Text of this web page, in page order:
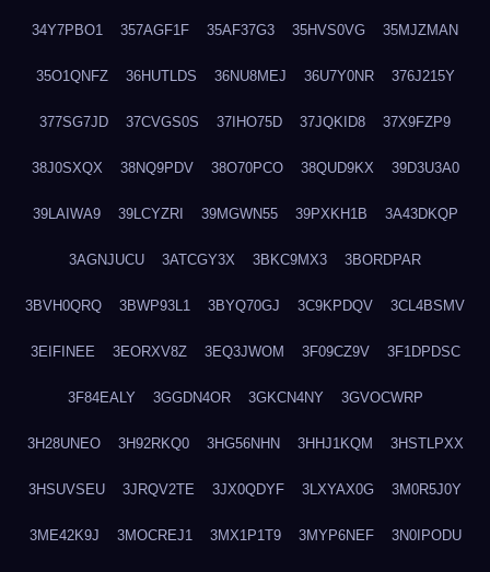
34Y7PBO1 357AGF1F 35AF37G3 35HVS0VG 35MJZMAN
35O1QNFZ 36HUTLDS 36NU8MEJ 36U7Y0NR 376J215Y
377SG7JD 37CVGS0S 37IHO75D 37JQKID8 37X9FZP9
38J0SXQX 38NQ9PDV 38O70PCO 38QUD9KX 39D3U3A0
39LAIWA9 39LCYZRI 39MGWN55 39PXKH1B 3A43DKQP
3AGNJUCU 3ATCGY3X 3BKC9MX3 3BORDPAR
3BVH0QRQ 3BWP93L1 3BYQ70GJ 3C9KPDQV 3CL4BSMV
3EIFINEE 3EORXV8Z 3EQ3JWOM 3F09CZ9V 3F1DPDSC
3F84EALY 3GGDN4OR 3GKCN4NY 3GVOCWRP
3H28UNEO 3H92RKQ0 3HG56NHN 3HHJ1KQM 3HSTLPXX
3HSUVSEU 3JRQV2TE 3JX0QDYF 3LXYAX0G 3M0R5J0Y
3ME42K9J 3MOCREJ1 3MX1P1T9 3MYP6NEF 3N0IPODU